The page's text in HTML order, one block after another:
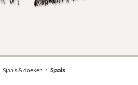
Sjaals & doeken / Sjaals